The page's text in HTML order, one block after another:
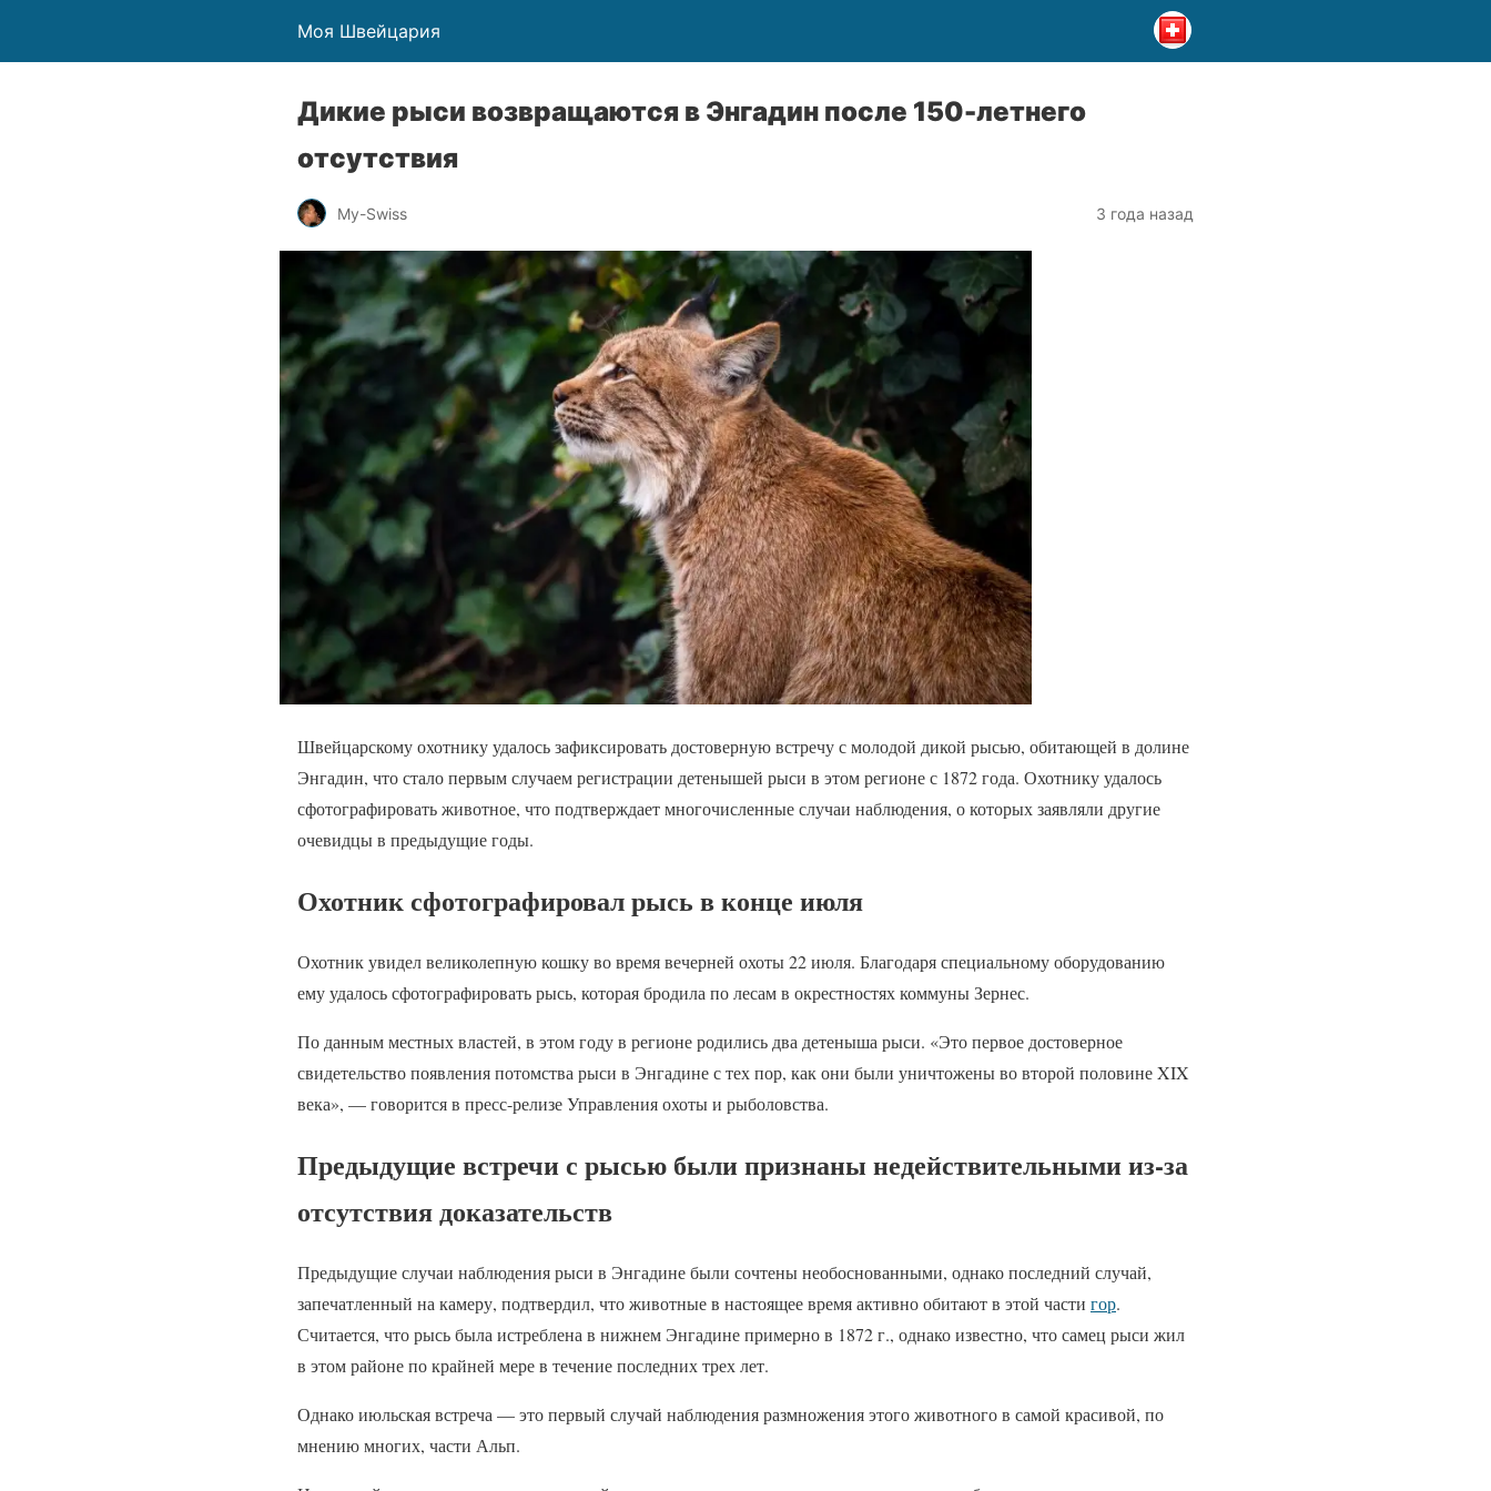
Моя Швейцария
Дикие рыси возвращаются в Энгадин после 150-летнего
отсутствия
My-Swiss 3 года назад
Швейцарскому охотнику удалось зафиксировать достоверную встречу с молодой дикой рысью, обитающей в долине
Энгадин, что стало первым случаем регистрации детенышей рыси в этом регионе с 1872 года. Охотнику удалось
сфотографировать животное, что подтверждает многочисленные случаи наблюдения, о которых заявляли другие
очевидцы в предыдущие годы.
Охотник сфотографировал рысь в конце июля
Охотник увидел великолепную кошку во время вечерней охоты 22 июля. Благодаря специальному оборудованию
ему удалось сфотографировать рысь, которая бродила по лесам в окрестностях коммуны Зернес.
По данным местных властей, в этом году в регионе родились два детеныша рыси. «Это первое достоверное
свидетельство появления потомства рыси в Энгадине с тех пор, как они были уничтожены во второй половине XIX
века», — говорится в пресс-релизе Управления охоты и рыболовства.
Предыдущие встречи с рысью были признаны недействительными из-за
отсутствия доказательств
Предыдущие случаи наблюдения рыси в Энгадине были сочтены необоснованными, однако последний случай,
запечатленный на камеру, подтвердил, что животные в настоящее время активно обитают в этой части гор.
Считается, что рысь была истреблена в нижнем Энгадине примерно в 1872 г., однако известно, что самец рыси жил
в этом районе по крайней мере в течение последних трех лет.
Однако июльская встреча — это первый случай наблюдения размножения этого животного в самой красивой, по
мнению многих, части Альп.